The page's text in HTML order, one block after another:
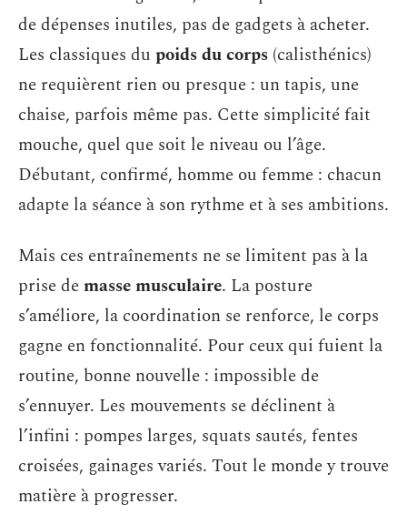
de dépenses inutiles, pas de gadgets à acheter.
Les classiques du poids du corps (calisthénics)
ne requièrent rien ou presque : un tapis, une
chaise, parfois même pas. Cette simplicité fait
mouche, quel que soit le niveau ou l’âge.
Débutant, confirmé, homme ou femme : chacun
adapte la séance à son rythme et à ses ambitions.
Mais ces entraînements ne se limitent pas à la
prise demasse musculaire. La posture
s’améliore, la coordination se renforce, le corps
gagne en fonctionnalité. Pour ceux qui fuient la
routine, bonne nouvelle : impossible de
s’ennuyer. Les mouvements se déclinent à
l’infini : pompes larges, squats sautés, fentes
croisées, gainages variés. Tout le monde y trouve
matière à progresser.